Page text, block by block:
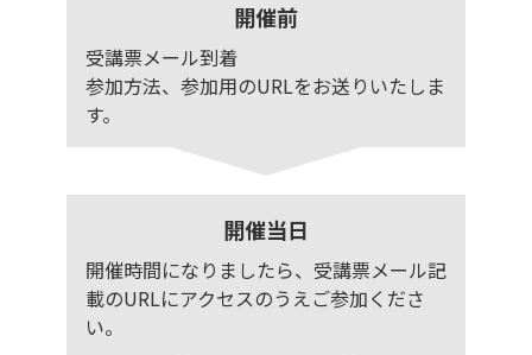
開催前
受講票メール到着
参加方法、参加用のURLをお送りいたしま
す。
開催当日
開催時間になりましたら、受講票メール記
載のURLにアクセスのうえご参加くださ
い。